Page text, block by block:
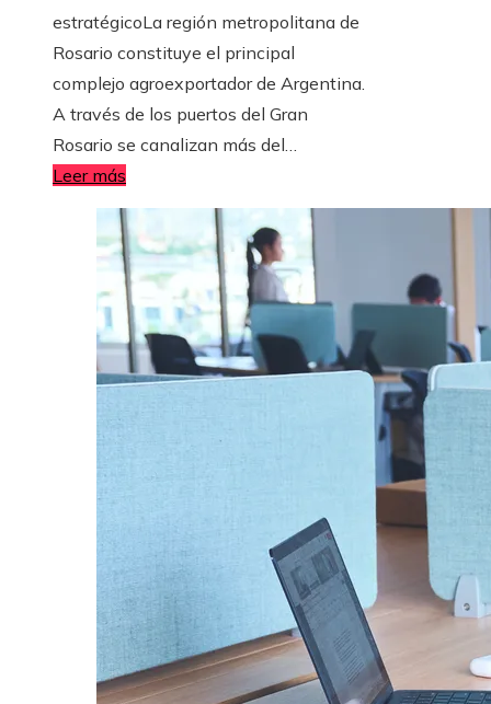
estratégicoLa región metropolitana de
Rosario constituye el principal
complejo agroexportador de Argentina.
A través de los puertos del Gran
Rosario se canalizan más del…
Leer más